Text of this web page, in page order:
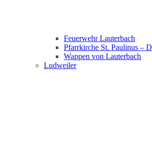
Feuerwehr Lauterbach
Pfarrkirche St. Paulinus –
Wappen von Lauterbach
Ludweiler